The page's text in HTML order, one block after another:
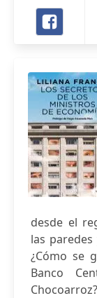
desde el
las
¿Cómo se
Banco